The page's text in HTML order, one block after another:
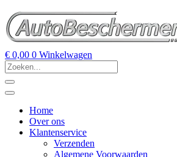
€ 0,00 0 Winkelwagen
Home
Over ons
Klantenservice
Verzenden
Algemene Voorwaarden